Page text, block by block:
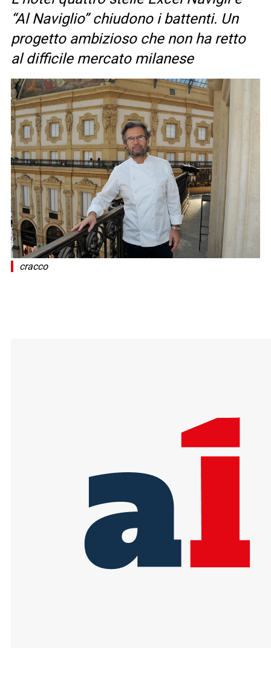
“Al Naviglio” chiudono i battenti. Un
progetto ambizioso che non ha retto
al difficile mercato milanese
cracco